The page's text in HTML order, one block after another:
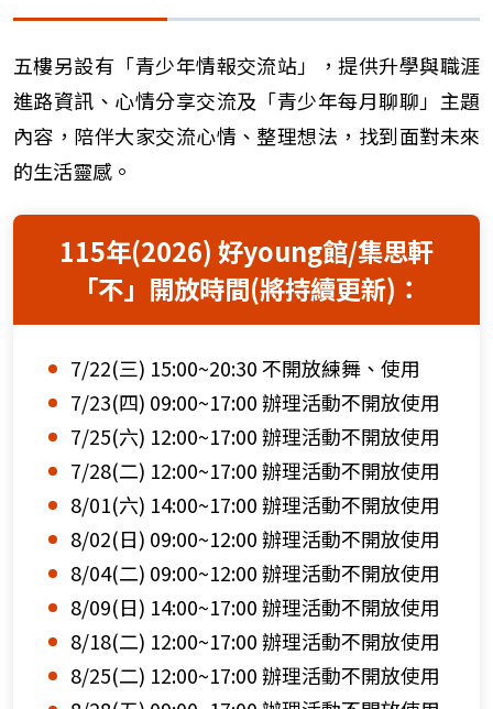
五樓另設有「青少年情報交流站」，提供升學與職涯
進路資訊、心情分享交流及「青少年每月聊聊」主題
內容，陪伴大家交流心情、整理想法，找到面對未來
的生活靈感。
115年(2026) 好young館/集思軒
「不」開放時間(將持續更新)：
7/22(三) 15:00~20:30 不開放練舞、使用
7/23(四) 09:00~17:00 辦理活動不開放使用
7/25(六) 12:00~17:00 辦理活動不開放使用
7/28(二) 12:00~17:00 辦理活動不開放使用
8/01(六) 14:00~17:00 辦理活動不開放使用
8/02(日) 09:00~12:00 辦理活動不開放使用
8/04(二) 09:00~12:00 辦理活動不開放使用
8/09(日) 14:00~17:00 辦理活動不開放使用
8/18(二) 12:00~17:00 辦理活動不開放使用
8/25(二) 12:00~17:00 辦理活動不開放使用